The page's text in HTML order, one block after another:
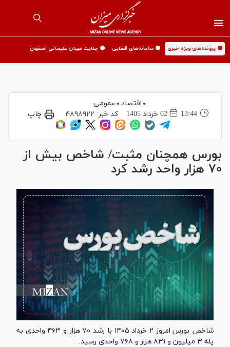
🟡 پرونده‌های ویژه خبری 🟡 سامانه‌های قضایی 🟡 جنایت میدان علیخانی اصفهان
اقتصاد
عمومی
13:44
02 خرداد 1405 کد خبر: ۴۸۹۸۹۲۲ چاپ
بورس همچنان مثبت/ شاخص بیش از
۷۰ هزار واحد رشد کرد
شاخص بورس امروز ۲ خرداد ۱۴۰۵ با رشد ۷۰ هزار و ۴۶۳ واحدی به
پله ۳ میلیون و ۸۳۱ هزار و ۷۶۸ واحدی رسید.